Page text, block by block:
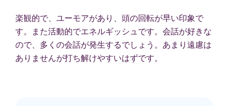
楽観的で、ユーモアがあり、頭の回転が早い印象で
す。また活動的でエネルギッシュです。会話が好きな
ので、多くの会話が発生するでしょう。あまり遠慮は
ありませんが打ち解けやすいはずです。